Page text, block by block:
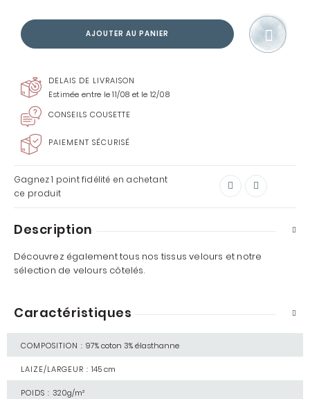
AJOUTER AU PANIER
DELAIS DE LIVRAISON
Estimée entre le 11/08 et le 12/08
CONSEILS COUSETTE
PAIEMENT SÉCURISÉ
Gagnez1 pointfidélité en achetant
ce produit
Description
Découvrez également tous nos tissus velours et notre
sélection de velours côtelés.
Caractéristiques
COMPOSITION : 97% coton 3% élasthanne
LAIZE/LARGEUR : 145 cm
POIDS : 320g/m²